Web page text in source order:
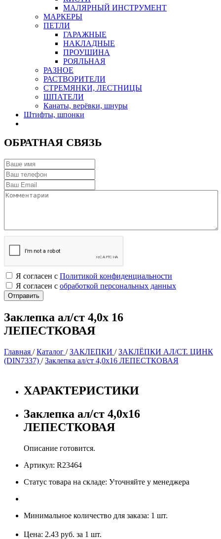
МАЛЯРНЫЙ ИНСТРУМЕНТ
МАРКЕРЫ
ПЕТЛИ
ГАРАЖНЫЕ
НАКЛАДНЫЕ
ПРОУШИНА
РОЯЛЬНАЯ
РАЗНОЕ
РАСТВОРИТЕЛИ
СТРЕМЯНКИ, ЛЕСТНИЦЫ
ШПАТЕЛИ
Канаты, верёвки, шнуры
Штифты, шпонки
ОБРАТНАЯ СВЯЗЬ
Я согласен с Политикой конфиденциальности
Я согласен с обработкой персональных данных
Заклепка ал/ст 4,0х 16
ЛЕПЕСТКОВАЯ
Главная /Каталог /ЗАКЛЕПКИ /ЗАКЛЁПКИ АЛ/СТ. ЦИНК
(DIN7337) /Заклепка ал/ст 4,0х16 ЛЕПЕСТКОВАЯ
ХАРАКТЕРИСТИКИ
Заклепка ал/ст 4,0х16
ЛЕПЕСТКОВАЯ
Описание готовится.
Артикул: R23464
Статус товара на складе: Уточняйте у менеджера
Минимальное количество для заказа: 1 шт.
Цена: 2.43 руб. за 1 шт.